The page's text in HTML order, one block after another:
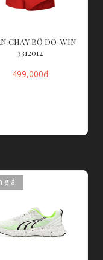
CHẠY BỘ DO-WIN
3312012
499,000₫
giá!